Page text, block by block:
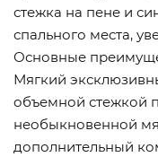
стежка на пене и
спального места,
Основные
Мягкий
объемной стежкой
необыкновенной
дополнительный